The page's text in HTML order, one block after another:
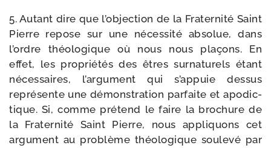
5. Autant dire que l’objection de la Fraternité Saint
Pierre repose sur une néces­si­té abso­lue, dans
l’ordre théo­lo­gique où nous nous pla­çons. En
effet, les pro­prié­tés des êtres sur­na­tu­rels étant
néces­saires, l’argument qui s’appuie des­sus
repré­sente une démons­tra­tion par­faite et apo­dic­
tique. Si, comme pré­tend le faire la bro­chure de
la Fraternité Saint Pierre, nous appli­quons cet
argu­ment au pro­blème théo­lo­gique sou­le­vé par